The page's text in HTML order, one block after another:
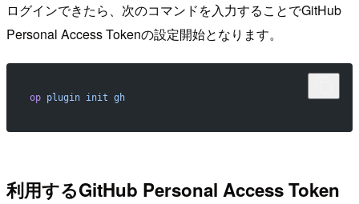
ログインできたら、次のコマンドを入力することでGitHub
Personal Access Tokenの設定開始となります。
op plugin init gh
利用するGitHub Personal Access Token